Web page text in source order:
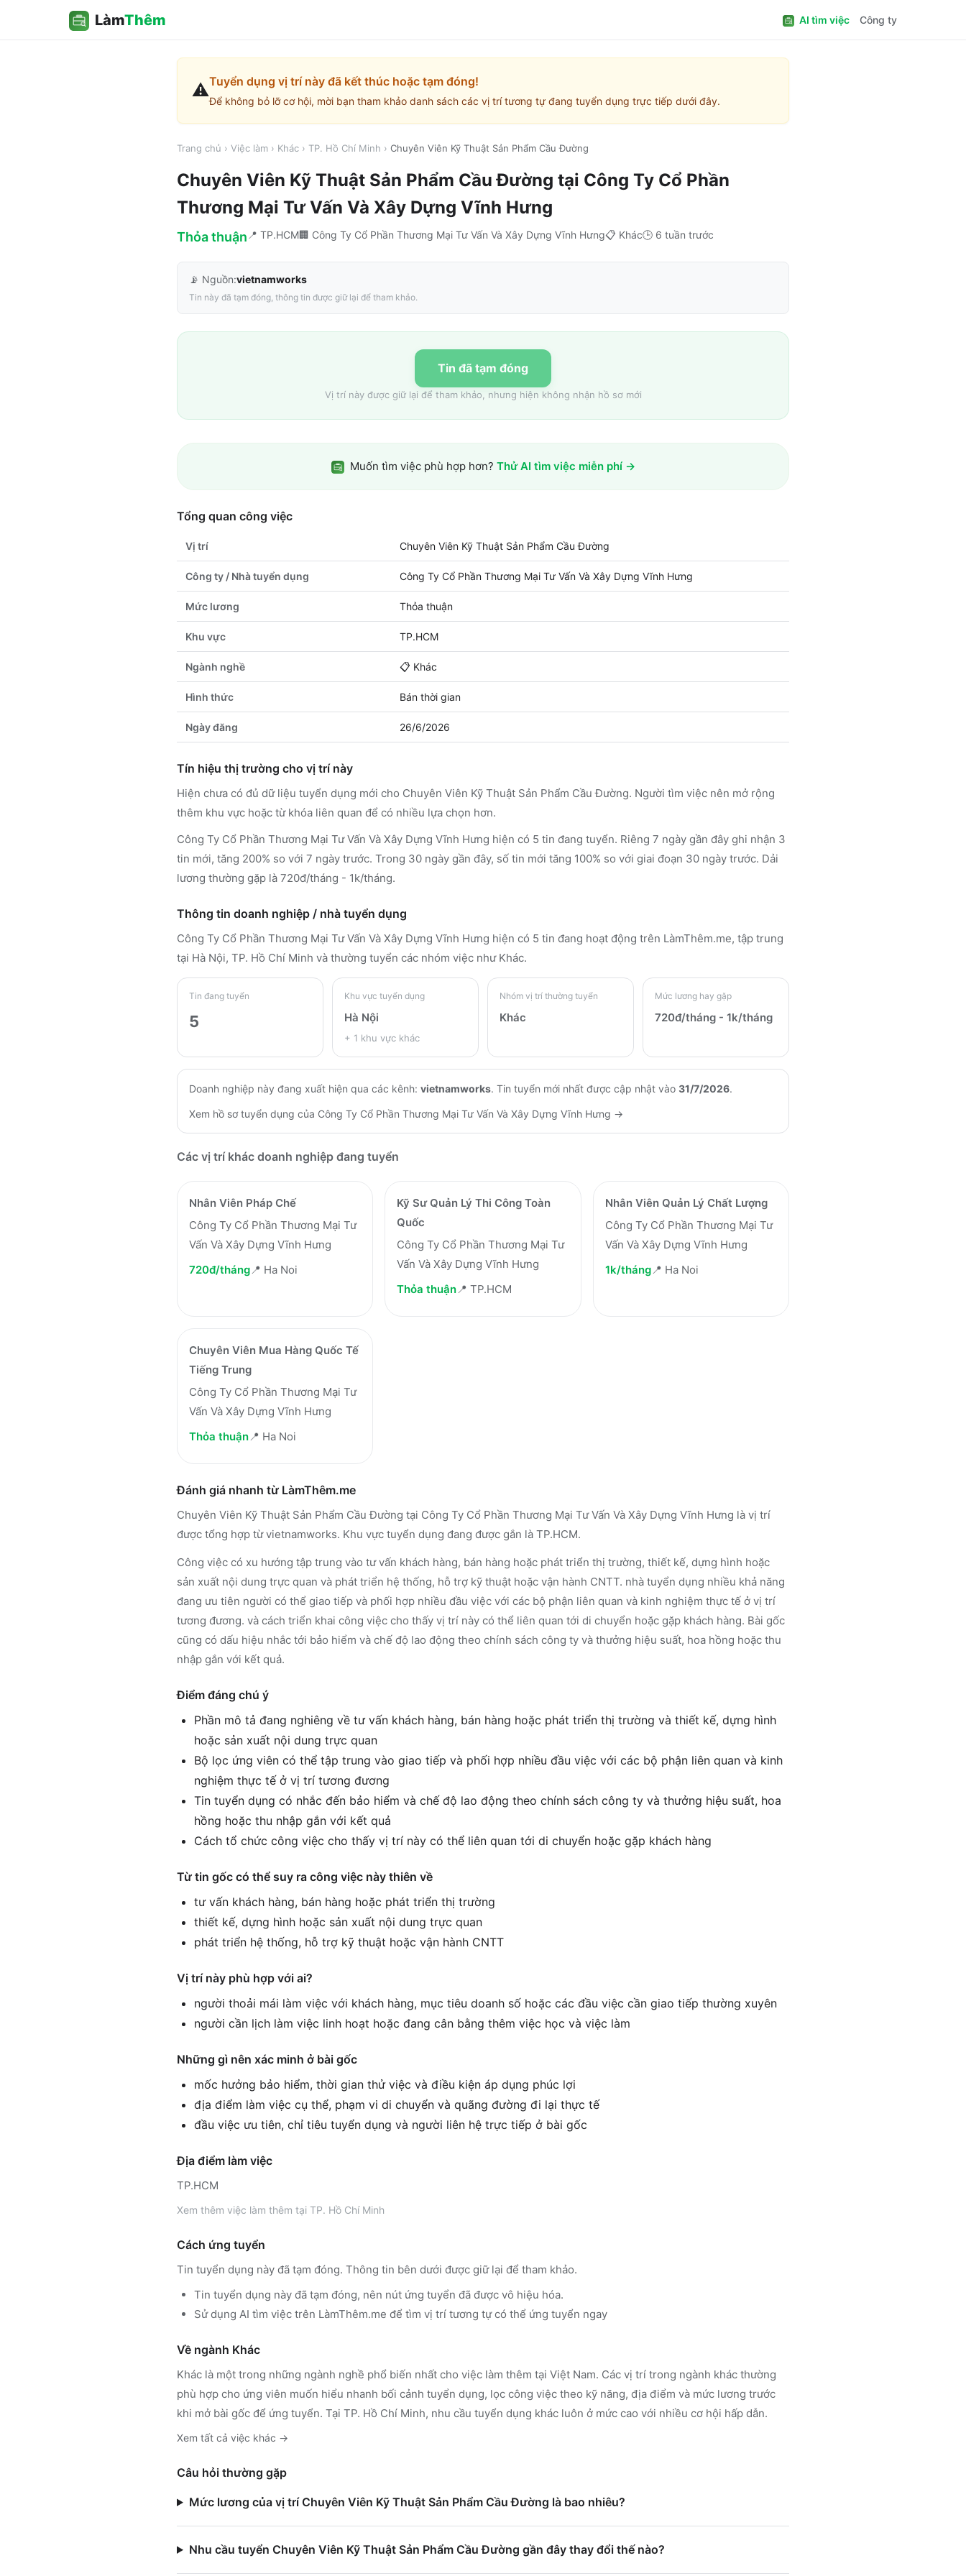
LàmThêm AI tìm việc Công ty
⚠️Tuyển dụng vị trí này đã kết thúc hoặc tạm đóng!
Để không bỏ lỡ cơ hội, mời bạn tham khảo danh sách các vị trí tương tự đang tuyển dụng trực tiếp dưới đây.
Trang chủ › Việc làm › Khác › TP. Hồ Chí Minh › Chuyên Viên Kỹ Thuật Sản Phẩm Cầu Đường
Chuyên Viên Kỹ Thuật Sản Phẩm Cầu Đường tại Công Ty Cổ Phần
Thương Mại Tư Vấn Và Xây Dựng Vĩnh Hưng
Thỏa thuận 📍 TP.HCM🏢 Công Ty Cổ Phần Thương Mại Tư Vấn Và Xây Dựng Vĩnh Hưng📋 Khác🕒 6 tuần trước
📡 Nguồn:vietnamworks
Tin này đã tạm đóng, thông tin được giữ lại để tham khảo.
Tin đã tạm đóng
Vị trí này được giữ lại để tham khảo, nhưng hiện không nhận hồ sơ mới
Muốn tìm việc phù hợp hơn? Thử AI tìm việc miễn phí →
Tổng quan công việc
Vị trí Chuyên Viên Kỹ Thuật Sản Phẩm Cầu Đường
Công ty / Nhà tuyển dụng Công Ty Cổ Phần Thương Mại Tư Vấn Và Xây Dựng Vĩnh Hưng
Mức lương Thỏa thuận
Khu vực TP.HCM
Ngành nghề 📋 Khác
Hình thức Bán thời gian
Ngày đăng 26/6/2026
Tín hiệu thị trường cho vị trí này
Hiện chưa có đủ dữ liệu tuyển dụng mới cho Chuyên Viên Kỹ Thuật Sản Phẩm Cầu Đường. Người tìm việc nên mở rộng
thêm khu vực hoặc từ khóa liên quan để có nhiều lựa chọn hơn.
Công Ty Cổ Phần Thương Mại Tư Vấn Và Xây Dựng Vĩnh Hưng hiện có 5 tin đang tuyển. Riêng 7 ngày gần đây ghi nhận 3
tin mới, tăng 200% so với 7 ngày trước. Trong 30 ngày gần đây, số tin mới tăng 100% so với giai đoạn 30 ngày trước. Dải
lương thường gặp là 720đ/tháng - 1k/tháng.
Thông tin doanh nghiệp / nhà tuyển dụng
Công Ty Cổ Phần Thương Mại Tư Vấn Và Xây Dựng Vĩnh Hưng hiện có 5 tin đang hoạt động trên LàmThêm.me, tập trung
tại Hà Nội, TP. Hồ Chí Minh và thường tuyển các nhóm việc như Khác.
Tin đang tuyển
5
Khu vực tuyển dụng
Hà Nội
+ 1 khu vực khác
Nhóm vị trí thường tuyển
Khác
Mức lương hay gặp
720đ/tháng - 1k/tháng
Doanh nghiệp này đang xuất hiện qua các kênh: vietnamworks. Tin tuyển mới nhất được cập nhật vào 31/7/2026.
Xem hồ sơ tuyển dụng của Công Ty Cổ Phần Thương Mại Tư Vấn Và Xây Dựng Vĩnh Hưng →
Các vị trí khác doanh nghiệp đang tuyển
Nhân Viên Pháp Chế
Công Ty Cổ Phần Thương Mại Tư
Vấn Và Xây Dựng Vĩnh Hưng
720đ/tháng📍 Ha Noi
Kỹ Sư Quản Lý Thi Công Toàn
Quốc
Công Ty Cổ Phần Thương Mại Tư
Vấn Và Xây Dựng Vĩnh Hưng
Thỏa thuận📍TP.HCM
Nhân Viên Quản Lý Chất Lượng
Công Ty Cổ Phần Thương Mại Tư
Vấn Và Xây Dựng Vĩnh Hưng
1k/tháng📍 Ha Noi
Chuyên Viên Mua Hàng Quốc Tế
Tiếng Trung
Công Ty Cổ Phần Thương Mại Tư
Vấn Và Xây Dựng Vĩnh Hưng
Thỏa thuận📍 Ha Noi
Đánh giá nhanh từ LàmThêm.me
Chuyên Viên Kỹ Thuật Sản Phẩm Cầu Đường tại Công Ty Cổ Phần Thương Mại Tư Vấn Và Xây Dựng Vĩnh Hưng là vị trí
được tổng hợp từ vietnamworks. Khu vực tuyển dụng đang được gắn là TP.HCM.
Công việc có xu hướng tập trung vào tư vấn khách hàng, bán hàng hoặc phát triển thị trường, thiết kế, dựng hình hoặc
sản xuất nội dung trực quan và phát triển hệ thống, hỗ trợ kỹ thuật hoặc vận hành CNTT. nhà tuyển dụng nhiều khả năng
đang ưu tiên người có thể giao tiếp và phối hợp nhiều đầu việc với các bộ phận liên quan và kinh nghiệm thực tế ở vị trí
tương đương. và cách triển khai công việc cho thấy vị trí này có thể liên quan tới di chuyển hoặc gặp khách hàng. Bài gốc
cũng có dấu hiệu nhắc tới bảo hiểm và chế độ lao động theo chính sách công ty và thưởng hiệu suất, hoa hồng hoặc thu
nhập gắn với kết quả.
Điểm đáng chú ý
Phần mô tả đang nghiêng về tư vấn khách hàng, bán hàng hoặc phát triển thị trường và thiết kế, dựng hình
hoặc sản xuất nội dung trực quan
Bộ lọc ứng viên có thể tập trung vào giao tiếp và phối hợp nhiều đầu việc với các bộ phận liên quan và kinh
nghiệm thực tế ở vị trí tương đương
Tin tuyển dụng có nhắc đến bảo hiểm và chế độ lao động theo chính sách công ty và thưởng hiệu suất, hoa
hồng hoặc thu nhập gắn với kết quả
Cách tổ chức công việc cho thấy vị trí này có thể liên quan tới di chuyển hoặc gặp khách hàng
Từ tin gốc có thể suy ra công việc này thiên về
tư vấn khách hàng, bán hàng hoặc phát triển thị trường
thiết kế, dựng hình hoặc sản xuất nội dung trực quan
phát triển hệ thống, hỗ trợ kỹ thuật hoặc vận hành CNTT
Vị trí này phù hợp với ai?
người thoải mái làm việc với khách hàng, mục tiêu doanh số hoặc các đầu việc cần giao tiếp thường xuyên
người cần lịch làm việc linh hoạt hoặc đang cân bằng thêm việc học và việc làm
Những gì nên xác minh ở bài gốc
mốc hưởng bảo hiểm, thời gian thử việc và điều kiện áp dụng phúc lợi
địa điểm làm việc cụ thể, phạm vi di chuyển và quãng đường đi lại thực tế
đầu việc ưu tiên, chỉ tiêu tuyển dụng và người liên hệ trực tiếp ở bài gốc
Địa điểm làm việc
TP.HCM
Xem thêm việc làm thêm tại TP. Hồ Chí Minh
Cách ứng tuyển
Tin tuyển dụng này đã tạm đóng. Thông tin bên dưới được giữ lại để tham khảo.
Tin tuyển dụng này đã tạm đóng, nên nút ứng tuyển đã được vô hiệu hóa.
Sử dụng AI tìm việc trên LàmThêm.me để tìm vị trí tương tự có thể ứng tuyển ngay
Về ngành Khác
Khác là một trong những ngành nghề phổ biến nhất cho việc làm thêm tại Việt Nam. Các vị trí trong ngành khác thường
phù hợp cho ứng viên muốn hiểu nhanh bối cảnh tuyển dụng, lọc công việc theo kỹ năng, địa điểm và mức lương trước
khi mở bài gốc để ứng tuyển. Tại TP. Hồ Chí Minh, nhu cầu tuyển dụng khác luôn ở mức cao với nhiều cơ hội hấp dẫn.
Xem tất cả việc khác →
Câu hỏi thường gặp
Mức lương của vị trí Chuyên Viên Kỹ Thuật Sản Phẩm Cầu Đường là bao nhiêu?
Nhu cầu tuyển Chuyên Viên Kỹ Thuật Sản Phẩm Cầu Đường gần đây thay đổi thế nào?